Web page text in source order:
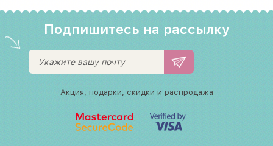
Подпишитесь на рассылку
Акция, подарки, скидки и распродажа